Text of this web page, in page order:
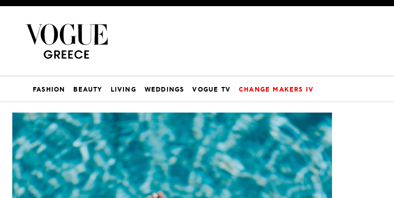
FASHION BEAUTY LIVING WEDDINGS VOGUE TV CHANGE MAKERS IV